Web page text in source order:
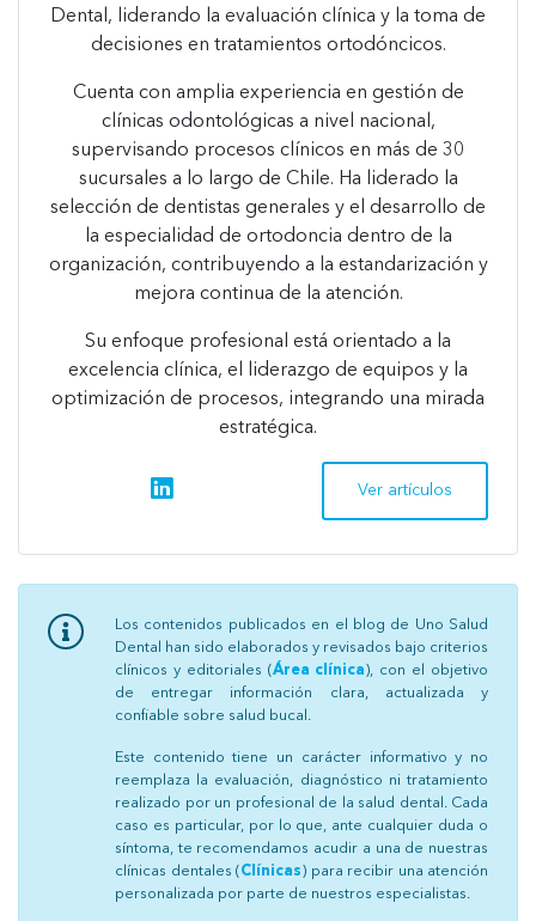
Dental, liderando la evaluación clínica y la toma de
decisiones en tratamientos ortodóncicos.
Cuenta con amplia experiencia en gestión de
clínicas odontológicas a nivel nacional,
supervisando procesos clínicos en más de 30
sucursales a lo largo de Chile. Ha liderado la
selección de dentistas generales y el desarrollo de
la especialidad de ortodoncia dentro de la
organización, contribuyendo a la estandarización y
mejora continua de la atención.
Su enfoque profesional está orientado a la
excelencia clínica, el liderazgo de equipos y la
optimización de procesos, integrando una mirada
estratégica.
Ver artículos
Los contenidos publicados en el blog de Uno Salud
Dental han sido elaborados y revisados bajo criterios
clínicos y editoriales (Área clínica ), con el objetivo
de entregar información clara, actualizada y
confiable sobre salud bucal.
Este contenido tiene un carácter informativo y no
reemplaza la evaluación, diagnóstico ni tratamiento
realizado por un profesional de la salud dental. Cada
caso es particular, por lo que, ante cualquier duda o
síntoma, te recomendamos acudir a una de nuestras
clínicas dentales ( Clínicas ) para recibir una atención
personalizada por parte de nuestros especialistas.